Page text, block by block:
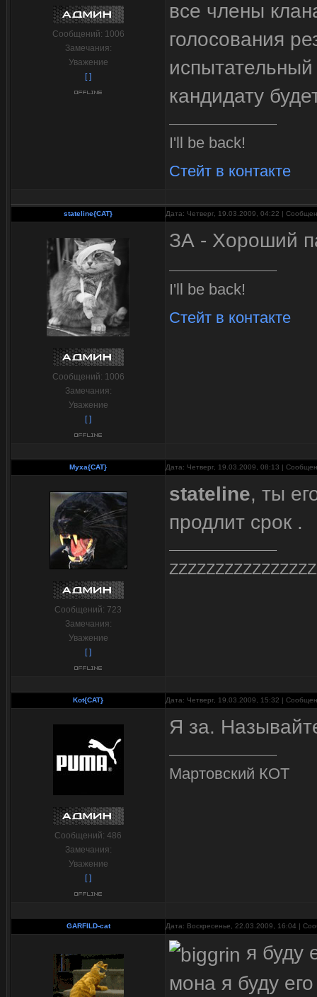
Сообщений: 1006
Замечания:
Уважение
[ ]
все члены
голосования
кандидату
I'll be back!
Стейт в контакте
stateline{CAT} Дата: Четверг, 19.03.2009, 04:22 |
Сообщений: 1006
Замечания:
Уважение
[ ]
ЗА - Хороший
I'll be back!
Стейт в контакте
Myxa{CAT} Дата: Четверг, 19.03.2009, 08:13 |
Сообщений: 723
Замечания:
Уважение
[ ]
stateline, ты
продлит срок .
Kot{CAT} Дата: Четверг, 19.03.2009, 15:32 |
Сообщений: 486
Замечания:
Уважение
[ ]
Я за.
Мартовский КОТ
GARFILD-cat Дата: Воскресенье, 22.03.2009, 16:04 |
я буду
мона я буду